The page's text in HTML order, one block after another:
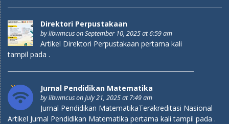
Direktori Perpustakaan
bylibwmcuson September 10, 2025 at 6:59 am
Artikel Direktori Perpustakaan pertama kali
tampil pada .
Jurnal Pendidikan Matematika
bylibwmcuson July 21, 2025 at 7:49 am
Jurnal Pendidikan MatematikaTerakreditasi Nasional
Artikel Jurnal Pendidikan Matematika pertama kali tampil pada .